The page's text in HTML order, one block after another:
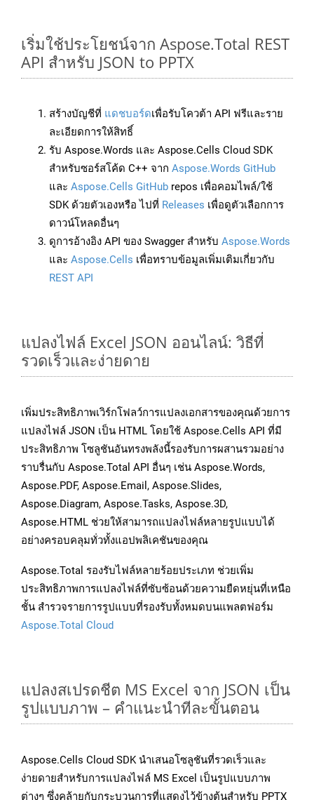
เริ่มใช้ประโยชน์จาก Aspose.Total REST
API สำหรับ JSON to PPTX
สร้างบัญชีที่ แดชบอร์ดเพื่อรับโควต้า API ฟรีและราย
ละเอียดการให้สิทธิ์
รับ Aspose.Words และ Aspose.Cells Cloud SDK
สำหรับซอร์สโค้ด C++ จาก Aspose.Words GitHub
และ Aspose.Cells GitHub repos เพื่อคอมไพล์/ใช้
SDK ด้วยตัวเองหรือ ไปที่ Releases เพื่อดูตัวเลือกการ
ดาวน์โหลดอื่นๆ
ดูการอ้างอิง API ของ Swagger สำหรับ Aspose.Words
และ Aspose.Cells เพื่อทราบข้อมูลเพิ่มเติมเกี่ยวกับ
REST API
แปลงไฟล์ Excel JSON ออนไลน์: วิธีที่
รวดเร็วและง่ายดาย
เพิ่มประสิทธิภาพเวิร์กโฟลว์การแปลงเอกสารของคุณด้วยการ
แปลงไฟล์ JSON เป็น HTML โดยใช้ Aspose.Cells API ที่มี
ประสิทธิภาพ โซลูชันอันทรงพลังนี้รองรับการผสานรวมอย่าง
ราบรื่นกับ Aspose.Total API อื่นๆ เช่น Aspose.Words,
Aspose.PDF, Aspose.Email, Aspose.Slides,
Aspose.Diagram, Aspose.Tasks, Aspose.3D,
Aspose.HTML ช่วยให้สามารถแปลงไฟล์หลายรูปแบบได้
อย่างครอบคลุมทั่วทั้งแอปพลิเคชันของคุณ
Aspose.Total รองรับไฟล์หลายร้อยประเภท ช่วยเพิ่ม
ประสิทธิภาพการแปลงไฟล์ที่ซับซ้อนด้วยความยืดหยุ่นที่เหนือ
ชั้น สำรวจรายการรูปแบบที่รองรับทั้งหมดบนแพลตฟอร์ม
Aspose.Total Cloud
แปลงสเปรดชีต MS Excel จาก JSON เป็น
รูปแบบภาพ – คำแนะนำทีละขั้นตอน
Aspose.Cells Cloud SDK นำเสนอโซลูชันที่รวดเร็วและ
ง่ายดายสำหรับการแปลงไฟล์ MS Excel เป็นรูปแบบภาพ
ต่างๆ ซึ่งคล้ายกับกระบวนการที่แสดงไว้ข้างต้นสำหรับ PPTX